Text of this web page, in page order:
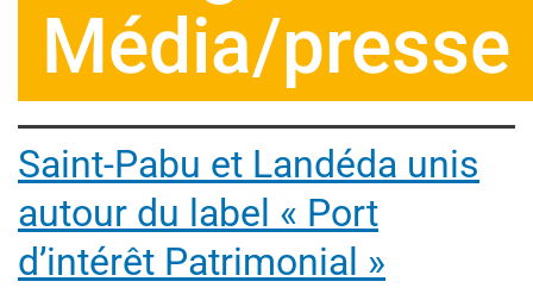
Média/presse
Saint-Pabu et Landéda unis
autour du label « Port
d’intérêt Patrimonial »